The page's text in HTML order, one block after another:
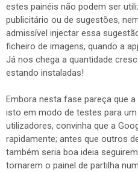
estes painéis não podem ser
publicitário ou de sugestões,
admissível injectar essa
ficheiro de imagens, quando a
Já nos chega a quantidade
estando instaladas!
Embora nesta fase pareça que
isto em modo de testes para
utilizadores, convinha que a
rapidamente; antes que outros
também seria boa ideia
tornarem o painel de partilha